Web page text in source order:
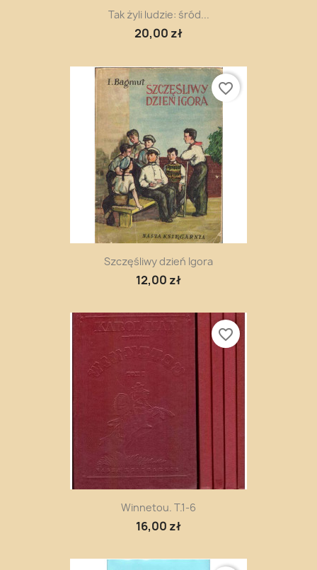
Tak żyli ludzie: śród...
20,00 zł
Szczęśliwy dzień Igora
12,00 zł
favorite_border
Winnetou. T.1-6
16,00 zł
favorite_border